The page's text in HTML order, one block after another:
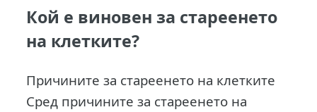
Кой е виновен за стареенето
на клетките?
Причините за стареенето на клетките
Сред причините за стареенето на